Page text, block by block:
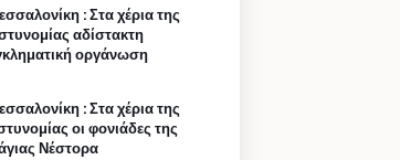
: Στα χέρια της
αδίστακτη
οργάνωση
: Στα χέρια της
οι φονιάδες της
Νέστορα